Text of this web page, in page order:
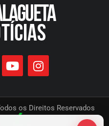
os Direitos Reservados